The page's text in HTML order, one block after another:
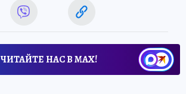
ЧИТАЙТЕ НАС В МАХ!